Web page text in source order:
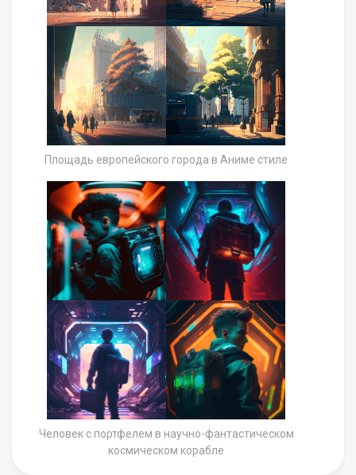
Площадь европейского города в Аниме стиле
Человек с портфелем в научно-фантастическом
космическом корабле